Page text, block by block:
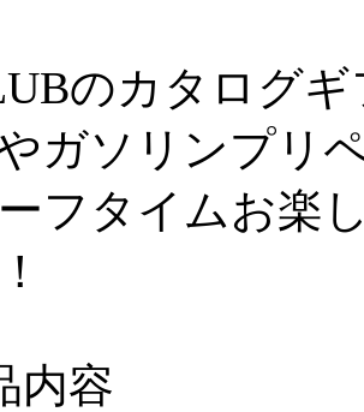
のカタログ
ガソリンプリ
フタイムお楽
内容